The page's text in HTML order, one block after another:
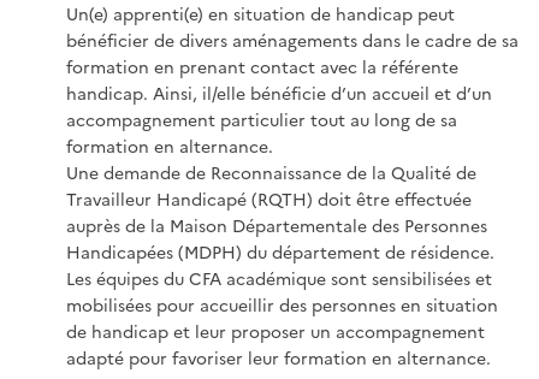
Un(e) apprenti(e) en situation de handicap peut
bénéficier de divers aménagements dans le cadre de sa
formation en prenant contact avec la référente
handicap. Ainsi, il/elle bénéficie d’un accueil et d’un
accompagnement particulier tout au long de sa
formation en alternance.
Une demande de Reconnaissance de la Qualité de
Travailleur Handicapé (RQTH) doit être effectuée
auprès de la Maison Départementale des Personnes
Handicapées (MDPH) du département de résidence.
Les équipes du CFA académique sont sensibilisées et
mobilisées pour accueillir des personnes en situation
de handicap et leur proposer un accompagnement
adapté pour favoriser leur formation en alternance.